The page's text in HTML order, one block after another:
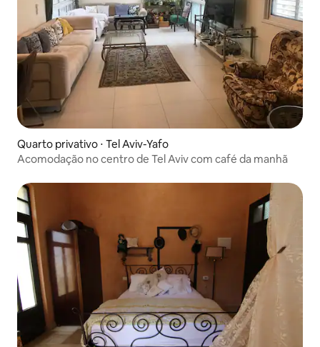
Quarto privativo ⋅ Tel Aviv-Yafo
Acomodação no centro de Tel Aviv com café da manhã